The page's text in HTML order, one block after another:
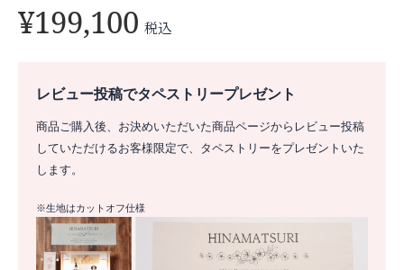
¥199,100 税込
レビュー投稿でタペストリープレゼント
商品ご購入後、お決めいただいた商品ページからレビュー投稿
していただけるお客様限定で、タペストリーをプレゼントいた
します。
※生地はカットオフ仕様